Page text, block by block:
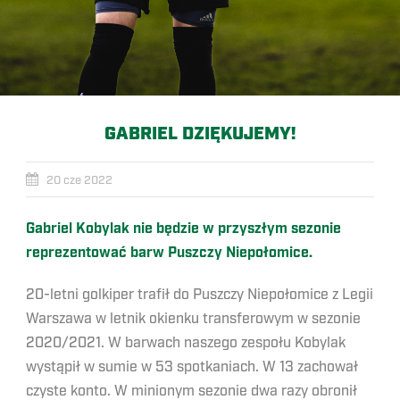
GABRIEL DZIĘKUJEMY!
20 cze 2022
Gabriel Kobylak nie będzie w przyszłym sezonie
reprezentować barw Puszczy Niepołomice.
20-letni golkiper trafił do Puszczy Niepołomice z Legii
Warszawa w letnik okienku transferowym w sezonie
2020/2021. W barwach naszego zespołu Kobylak
wystąpił w sumie w 53 spotkaniach. W 13 zachował
czyste konto. W minionym sezonie dwa razy obronił